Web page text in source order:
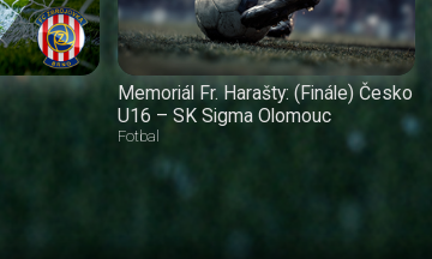
Memoriál Fr. Harašty: (Finále) Česko
U16 – SK Sigma Olomouc
Fotbal